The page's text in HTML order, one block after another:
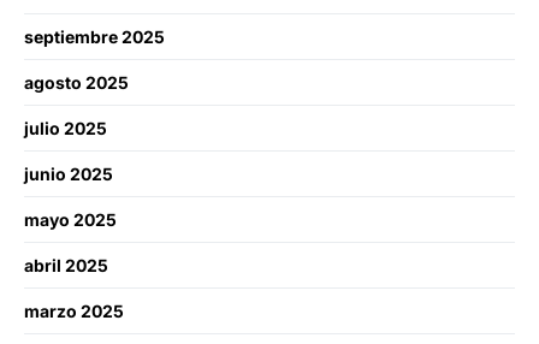
septiembre 2025
agosto 2025
julio 2025
junio 2025
mayo 2025
abril 2025
marzo 2025